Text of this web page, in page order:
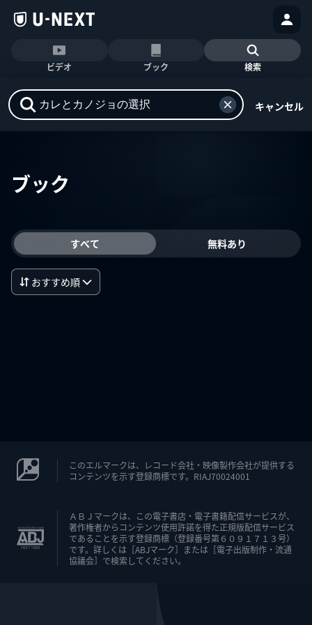
ビデオ ブック 検索
キャンセル
ブック
すべて 無料あり
おすすめ順
このエルマークは、レコード会社・映像製作会社が提供する
コンテンツを示す登録商標です。RIAJ70024001
ＡＢＪマークは、この電子書店・電子書籍配信サービスが、
著作権者からコンテンツ使用許諾を得た正規版配信サービス
であることを示す登録商標（登録番号第６０９１７１３号）
です。詳しくは［ABJマーク］または［電子出版制作・流通
協議会］で検索してください。